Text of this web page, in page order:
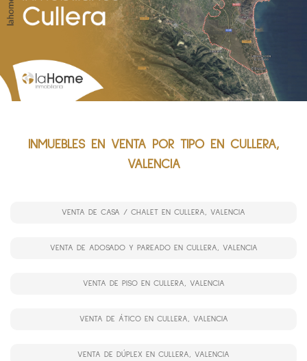
INMUEBLES EN VENTA POR TIPO EN CULLERA,
VALENCIA
VENTA DE CASA / CHALET EN CULLERA, VALENCIA
VENTA DE ADOSADO Y PAREADO EN CULLERA, VALENCIA
VENTA DE PISO EN CULLERA, VALENCIA
VENTA DE ÁTICO EN CULLERA, VALENCIA
VENTA DE DÚPLEX EN CULLERA, VALENCIA